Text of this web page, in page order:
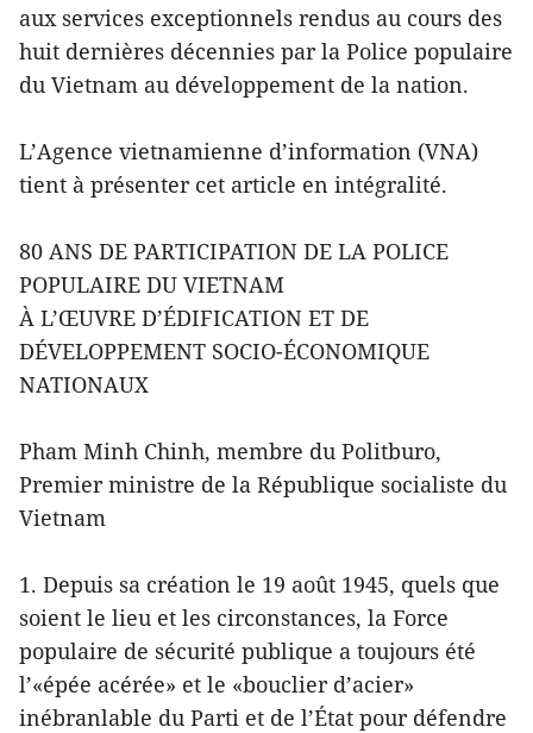
aux services exceptionnels rendus au cours des
huit dernières décennies par la Police populaire
du Vietnam au développement de la nation.
L’Agence vietnamienne d’information (VNA)
tient à présenter cet article en intégralité.
80 ANS DE PARTICIPATION DE LA POLICE
POPULAIRE DU VIETNAM
À L’ŒUVRE D’ÉDIFICATION ET DE
DÉVELOPPEMENT SOCIO-ÉCONOMIQUE
NATIONAUX
Pham Minh Chinh, membre du Politburo,
Premier ministre de la République socialiste du
Vietnam
1. Depuis sa création le 19 août 1945, quels que
soient le lieu et les circonstances, la Force
populaire de sécurité publique a toujours été
l’«épée acérée» et le «bouclier d’acier»
inébranlable du Parti et de l’État pour défendre